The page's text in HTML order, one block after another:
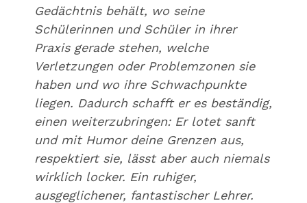
Gedächtnis behält, wo seine
Schülerinnen und Schüler in ihrer
Praxis gerade stehen, welche
Verletzungen oder Problemzonen sie
haben und wo ihre Schwachpunkte
liegen. Dadurch schafft er es beständig,
einen weiterzubringen: Er lotet sanft
und mit Humor deine Grenzen aus,
respektiert sie, lässt aber auch niemals
wirklich locker. Ein ruhiger,
ausgeglichener, fantastischer Lehrer.